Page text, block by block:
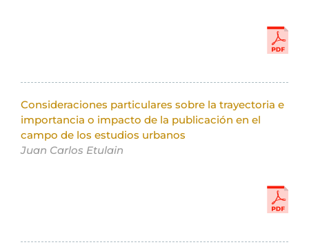
Consideraciones particulares sobre la trayectoria e
importancia o impacto de la publicación en el
campo de los estudios urbanos
Juan Carlos Etulain